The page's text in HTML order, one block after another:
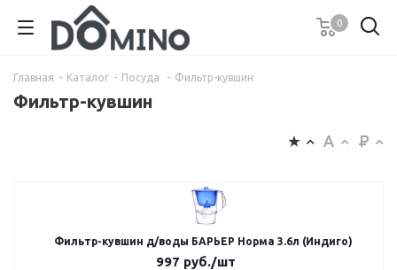
0
Главная - Каталог - Посуда - Фильтр-кувшин
Фильтр-кувшин
Фильтр-кувшин д/воды БАРЬЕР Норма 3.6л (Индиго)
997 руб./шт